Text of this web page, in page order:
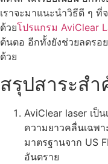
เราจะมาแนะนำวิธีดี ๆ ที่
ด้วยโปรแกรม AviClear
ต้นตอ อีกทั้งยังช่วยลดรอ
ด้วย
สรุปสาระส
AviClear laser เป็
ความยาวคลื่นเฉพา
มาตรฐานจาก US
อันตราย